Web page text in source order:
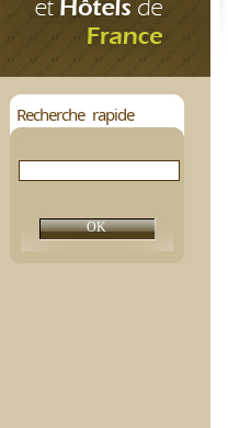
Recherche rapide